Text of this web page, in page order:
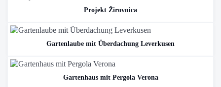
Projekt Žirovnica
Gartenlaube mit Überdachung Leverkusen
Gartenhaus mit Pergola Verona